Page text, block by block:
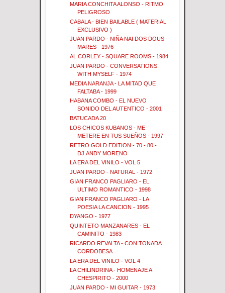
MARIA CONCHITA ALONSO - RITMO
PELIGROSO
CABALA - BIEN BAILABLE ( MATERIAL
EXCLUSIVO )
JUAN PARDO - NIÑA NAI DOS DOUS
MARES - 1976
AL CORLEY - SQUARE ROOMS - 1984
JUAN PARDO - CONVERSATIONS
WITH MYSELF - 1974
MEDIA NARANJA - LA MITAD QUE
FALTABA - 1999
HABANA COMBO - EL NUEVO
SONIDO DEL AUTENTICO - 2001
BATUCADA 20
LOS CHICOS KUBANOS - ME
METERE EN TUS SUEÑOS - 1997
RETRO GOLD EDITION - 70 - 80 -
DJ.ANDY MORENO
LA ERA DEL VINILO - VOL 5
JUAN PARDO - NATURAL - 1972
GIAN FRANCO PAGLIARO - EL
ULTIMO ROMANTICO - 1998
GIAN FRANCO PAGLIARO - LA
POESIA LA CANCION - 1995
DYANGO - 1977
QUINTETO MANZANARES - EL
CAMINITO - 1983
RICARDO REVALTA - CON TONADA
CORDOBESA
LA ERA DEL VINILO - VOL 4
LA CHILINDRINA - HOMENAJE A
CHESPIRITO - 2000
JUAN PARDO - MI GUITAR - 1973